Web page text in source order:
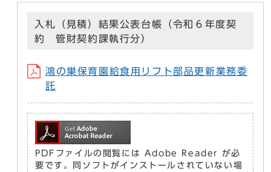
入札（見積）結果公表台帳（令和６年度契
約 管財契約課執行分）
鴻の巣保育園給食用リフト部品更新業務委
託
PDFファイルの閲覧には Adobe Reader が必
要です。同ソフトがインストールされていない場